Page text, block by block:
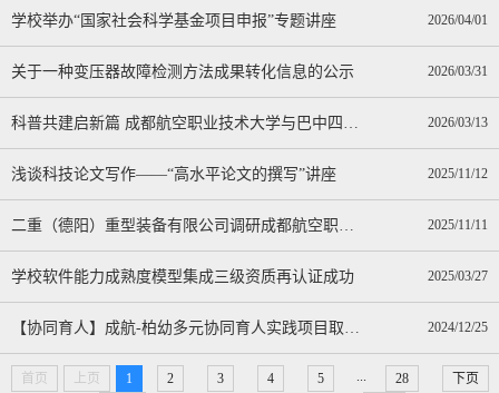
2026/04/01
学校举办“国家社会科学基金项目申报”专题讲座
2026/03/31
关于一种变压器故障检测方法成果转化信息的公示
2026/03/13
2025/11/12
浅谈科技论文写作——“高水平论文的撰写”讲座
2025/11/11
2025/03/27
学校软件能力成熟度模型集成三级资质再认证成功
2024/12/25
首页 上页 1 2 3 4 5 ... 28
下页